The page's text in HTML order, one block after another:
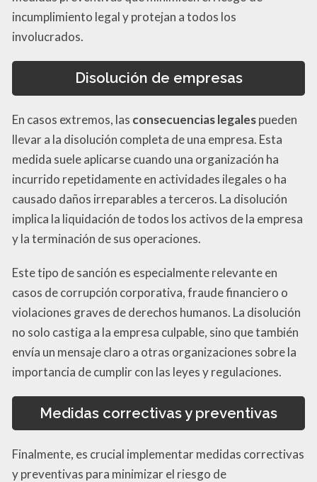
incumplimiento legal y protejan a todos los
involucrados.
Disolución de empresas
En casos extremos, las consecuencias legalespueden
llevar a la disolución completa de una empresa. Esta
medida suele aplicarse cuando una organización ha
incurrido repetidamente en actividades ilegales o ha
causado daños irreparables a terceros. La disolución
implica la liquidación de todos los activos de la empresa
y la terminación de sus operaciones.
Este tipo de sanción es especialmente relevante en
casos de corrupción corporativa, fraude financiero o
violaciones graves de derechos humanos. La disolución
no solo castiga a la empresa culpable, sino que también
envía un mensaje claro a otras organizaciones sobre la
importancia de cumplir con las leyes y regulaciones.
Medidas correctivas y preventivas
Finalmente, es crucial implementar medidas correctivas
y preventivas para minimizar el riesgo de